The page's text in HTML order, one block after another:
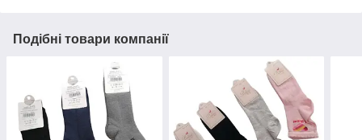
Подібні товари компанії